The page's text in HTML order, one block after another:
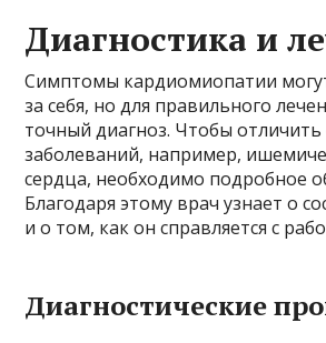
Диагностика и
Симптомы кардиомиопатии
за себя, но для правильного
точный диагноз. Чтобы отличить
заболеваний, например,
сердца, необходимо подробное
Благодаря этому врач узнает о
и о том, как он справляется с
Диагностические